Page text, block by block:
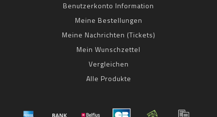
Benutzerkonto Information
Meine Bestellungen
Meine Nachrichten (Tickets)
Mein Wunschzettel
Vergleichen
Alle Produkte